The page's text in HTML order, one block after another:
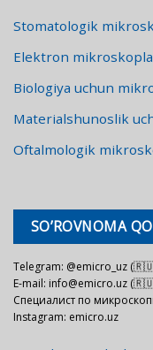
Stomatologik
Elektron
Biologiya uchun
Materialshunoslik
Oftalmologik
SO’ROVNOMA
Telegram: @emicro_uz
E-mail: info@emicro.uz
Специалист по
Instagram: emicro.uz